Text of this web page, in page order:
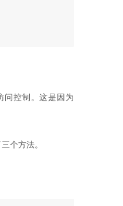
问控制。这是因为
个方法。